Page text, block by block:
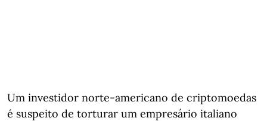
Um investidor norte-americano de criptomoedas
é suspeito de torturar um empresário italiano